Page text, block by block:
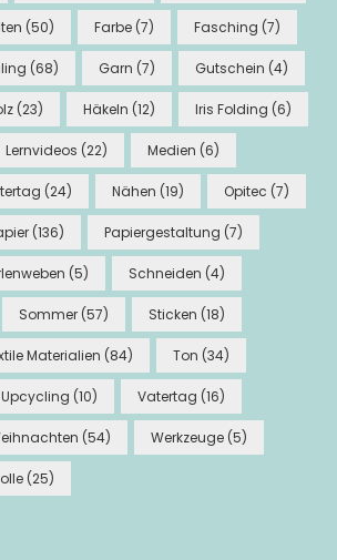
(50) Farbe (7) Fasching (7)
(68) Garn (7) Gutschein (4)
(23) Häkeln (12) Iris Folding (6)
Lernvideos (22) Medien (6)
(24) Nähen (19) Opitec (7)
(136) Papiergestaltung (7)
(5) Schneiden (4)
Sommer (57) Sticken (18)
Materialien (84) Ton (34)
Upcycling (10) Vatertag (16)
(54) Werkzeuge (5)
(25)